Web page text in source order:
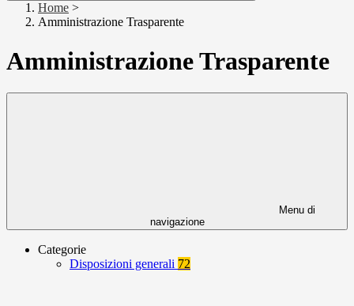
Home >
Amministrazione Trasparente
Amministrazione Trasparente
Menu di
navigazione
Categorie
Disposizioni generali 72